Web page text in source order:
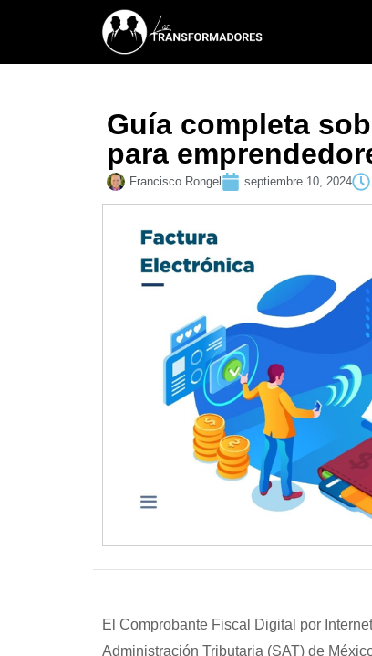
Guía completa
para
Francisco Rongel septiembre 10, 2024
El Comprobante Fiscal Digital por
Administración Tributaria (SAT) de